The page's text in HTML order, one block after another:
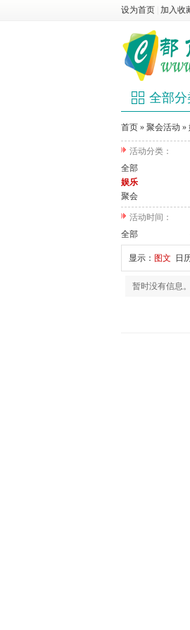
设为首页 加入收
全部分
首页 » 聚会活动 »
活动分类：
全部
娱乐
聚会
活动时间：
全部
显示： 图文 日
暂时没有信息。